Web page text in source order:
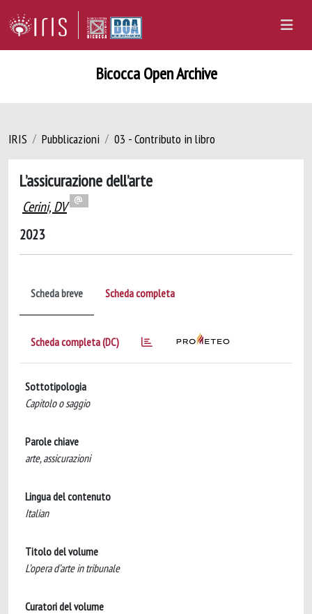
Bicocca Open Archive
IRIS Pubblicazioni 03 - Contributo in libro
L’assicurazione dell’arte
Cerini, DV
2023
Scheda breve Scheda completa
Scheda completa (DC)
Sottotipologia
Capitolo o saggio
Parole chiave
arte, assicurazioni
Lingua del contenuto
Italian
Titolo del volume
L’opera d’arte in tribunale
Curatori del volume